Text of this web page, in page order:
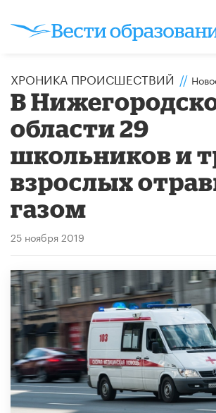
ХРОНИКА ПРОИСШЕСТВИЙ //
В
области 29
школьников и
взрослых
газом
25 ноября 2019